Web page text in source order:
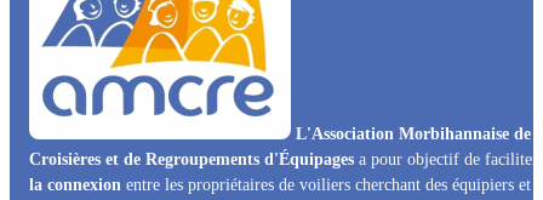
L'Association Morbihannaise de
Croisières et de Regroupements d'Équipages a pour objectif de faciliter
la connexion entre les propriétaires de voiliers cherchant des équipiers et